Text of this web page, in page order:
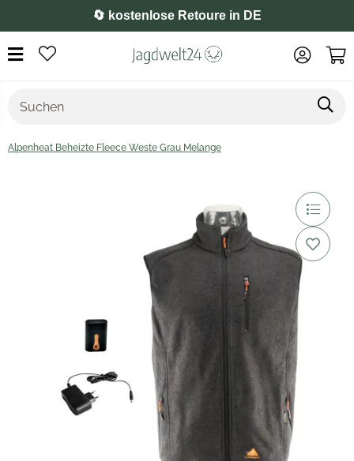
🔄 kostenlose Retoure in DE
Alpenheat Beheizte Fleece Weste Grau Melange